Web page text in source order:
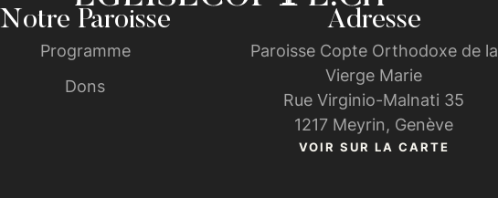
Notre Paroisse
Programme
Dons
Adresse
Paroisse Copte Orthodoxe de la
Vierge Marie
Rue Virginio-Malnati 35
1217 Meyrin, Genève
VOIR SUR LA CARTE